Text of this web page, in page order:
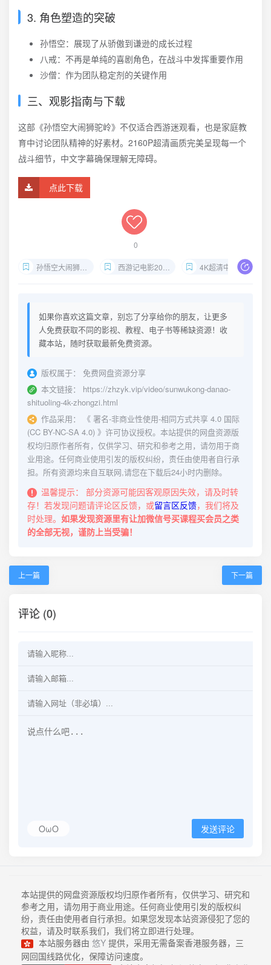
3. 角色塑造的突破
孙悟空：展现了从骄傲到谦逊的成长过程
八戒：不再是单纯的喜剧角色，在战斗中发挥重要作用
沙僧：作为团队稳定剂的关键作用
三、观影指南与下载
这部《孙悟空大闹狮驼岭》不仅适合西游迷观看，也是家庭教
育中讨论团队精神的好素材。2160P超清画质完美呈现每一个
战斗细节，中文字幕确保理解无障碍。
点此下载
0
孙悟空大闹狮驼岭下载 西游记电影2024 4K超清中字版
如果你喜欢这篇文章，别忘了分享给你的朋友，让更多
人免费获取不同的影视、教程、电子书等稀缺资源！收
藏本站，随时获取最新免费资源。
版权属于：
免费网盘资源分享
本文链接：
https://zhzyk.vip/video/sunwukong-danao-
shituoling-4k-zhongzi.html
作品采用：
《 署名-非商业性使用-相同方式共享 4.0 国际
(CC BY-NC-SA 4.0) 》许可协议授权。本站提供的网盘资源版
权均归原作者所有，仅供学习、研究和参考之用，请勿用于商
业用途。任何商业使用引发的版权纠纷，责任由使用者自行承
担。所有资源均来自互联网,请您在下载后24小时内删除。
温馨提示：
部分资源可能因客观原因失效，请及时转
存！若发现问题请评论区反馈，或留言区反馈，我们将及
时处理。 如果发现资源里有让加微信号买课程买会员之类
的全部无视，谨防上当受骗！
上一篇 下一篇
评论 (0)
OωO 发送评论
本站提供的网盘资源版权均归原作者所有，仅供学习、研究和
参考之用，请勿用于商业用途。任何商业使用引发的版权纠
纷，责任由使用者自行承担。如果您发现本站资源侵犯了您的
权益，请及时联系我们，我们将立即进行处理。
本站服务器由 悠Y 提供，采用无需备案香港服务器，三
网回国线路优化，保障访问速度。